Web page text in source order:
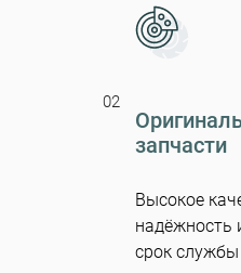
02
запчасти
Высокое
надёжность
срок службы